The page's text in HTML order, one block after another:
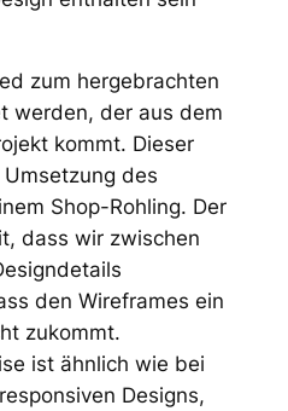
zum hergebrachten
werden, der aus dem
kommt. Dieser
des
Shop-Rohling. Der
dass wir zwischen
den Wireframes ein
zukommt.
ist ähnlich wie bei
Designs,